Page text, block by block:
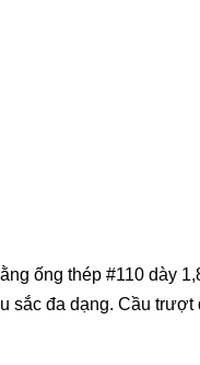
ống thép #110 dày
sắc đa dạng. Cầu trượt